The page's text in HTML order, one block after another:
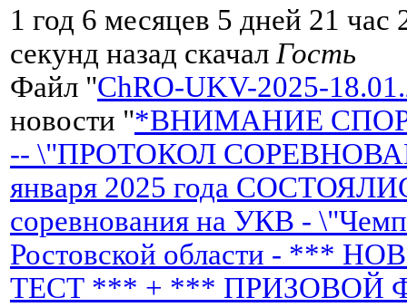
1 год 6 месяцев 5 дней 21 час
секунд назад скачал Гость
Файл "ChRO-UKV-2025-
новости "*ВНИМАНИЕ
-- \"ПРОТОКОЛ
января 2025 года
соревнования на УКВ -
Ростовской области - ***
ТЕСТ *** + *** ПРИЗОВОЙ